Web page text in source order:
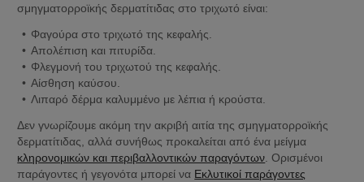
σμηγματορροϊκής δερματίτιδας στο τριχωτό είναι:
Φαγούρα στο τριχωτό της κεφαλής.
Απολέπιση και πιτυρίδα.
Φλεγμονή του τριχωτού της κεφαλής.
Αίσθηση καύσου.
Λιπαρό δέρμα καλυμμένο με λέπια ή κρούστα.
Δεν γνωρίζουμε ακόμη την ακριβή αιτία της σμηγματορροϊκής
κληρονομικών και περιβαλλοντικών παραγόντων . Ορισμένοι
παράγοντες ή γεγονότα μπορεί να Εκλυτικοί παράγοντες